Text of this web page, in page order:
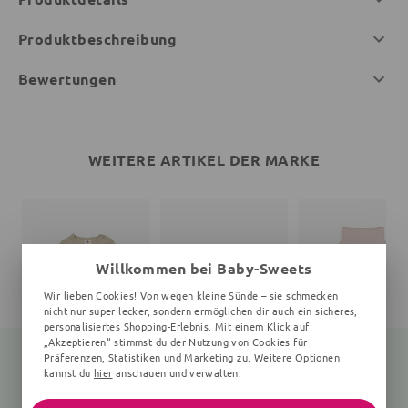
Produktbeschreibung
Bewertungen
WEITERE ARTIKEL DER MARKE
Langarmbody
Print
Babyhose
Willkommen bei Baby-Sweets
Wir lieben Cookies! Von wegen kleine Sünde – sie schmecken
nicht nur super lecker, sondern ermöglichen dir auch ein sicheres,
personalisiertes Shopping-Erlebnis. Mit einem Klick auf
„Akzeptieren“ stimmst du der Nutzung von Cookies für
Präferenzen, Statistiken und Marketing zu. Weitere Optionen
kannst du hier anschauen und verwalten.